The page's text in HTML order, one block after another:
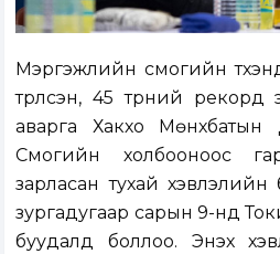
Мэргэжлийн сүмогийн
түрүүлсэн, 45 түрүүний
аварга Хакүхо
Сүмогийн холбооноос
зарласан тухай
зургадугаар сарын 9-нд
буудалд боллоо. Энэхүү